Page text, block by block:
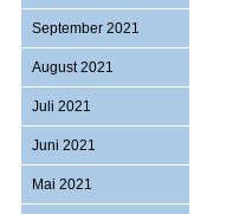
September 2021
August 2021
Juli 2021
Juni 2021
Mai 2021